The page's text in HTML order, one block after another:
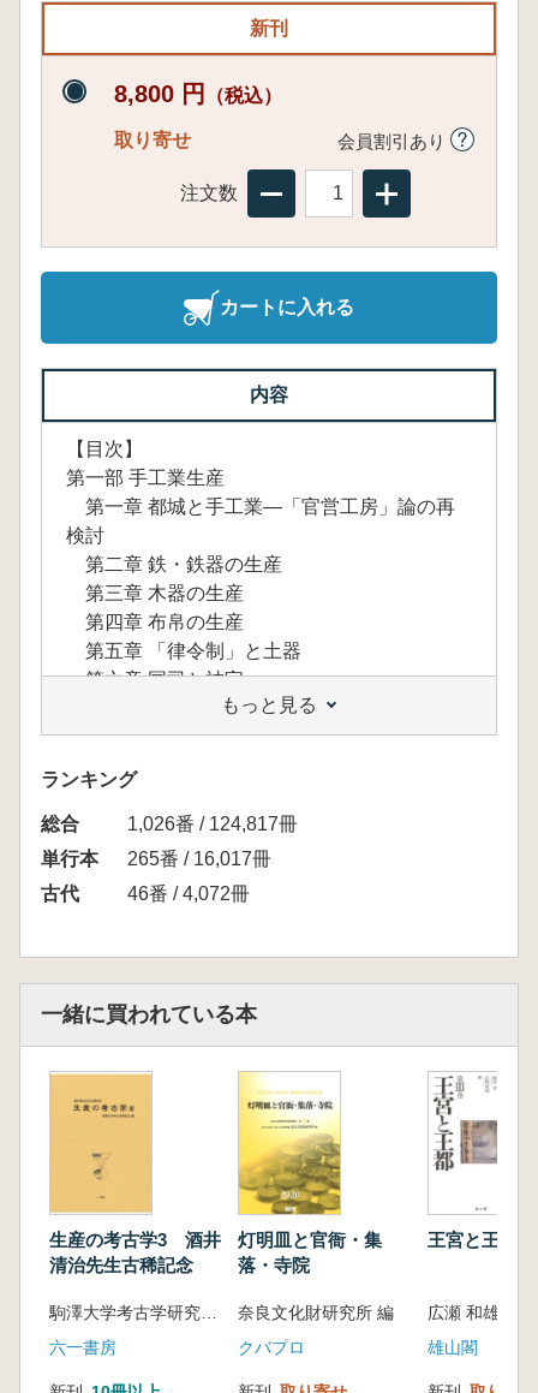
新刊
8,800 円 （税込）
取り寄せ 会員割引あり
注文数
カートに入れる
内容
【目次】
第一部 手工業生産
第一章 都城と手工業—「官営工房」論の再
検討
第二章 鉄・鉄器の生産
第三章 木器の生産
第四章 布帛の生産
第五章 「律令制」と土器
第六章 国司と神宝
第七章 地方官衙と手工業
第二部 建築生産
第一章 奈良時代の木工にみる都鄙間技術交
第二章 国の「庁」とクラ
第三章 国・郡・寺院の「庁」とクラ
第四章 寺院造営における帳簿の操作
もっと見る
ランキング
総合
1,026番 / 124,817冊
単行本
265番 / 16,017冊
古代
46番 / 4,072冊
一緒に買われている本
生産の考古学3 酒井
清治先生古稀記念
駒澤大学考古学研究室 編
六一書房
灯明皿と官衙・集
落・寺院
奈良文化財研究所 編
クバプロ
王宮と王都
雄山閣